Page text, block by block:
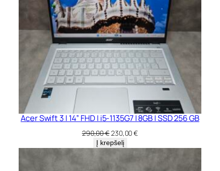
Acer Swift 3 | 14” FHD | i5-1135G7 | 8GB | SSD 256 GB
290,00€Original
price
230,00€Current
Į krepšelį